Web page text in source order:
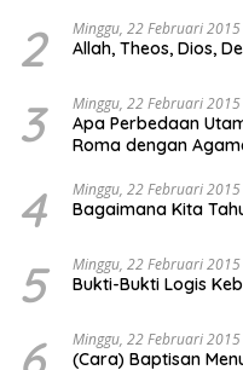
Ekonomi Politik
“Urgensi Undang-
Indonesia Emas
2 Minggu, 22 Februari
Allah, Theos, Dios,
3 Minggu, 22 Februari
Apa Perbedaan
Roma dengan
4 Minggu, 22 Februari
Bagaimana Kita
5 Minggu, 22 Februari
Bukti-Bukti Logis
Minggu, 22 Februari
(Cara) Baptisan